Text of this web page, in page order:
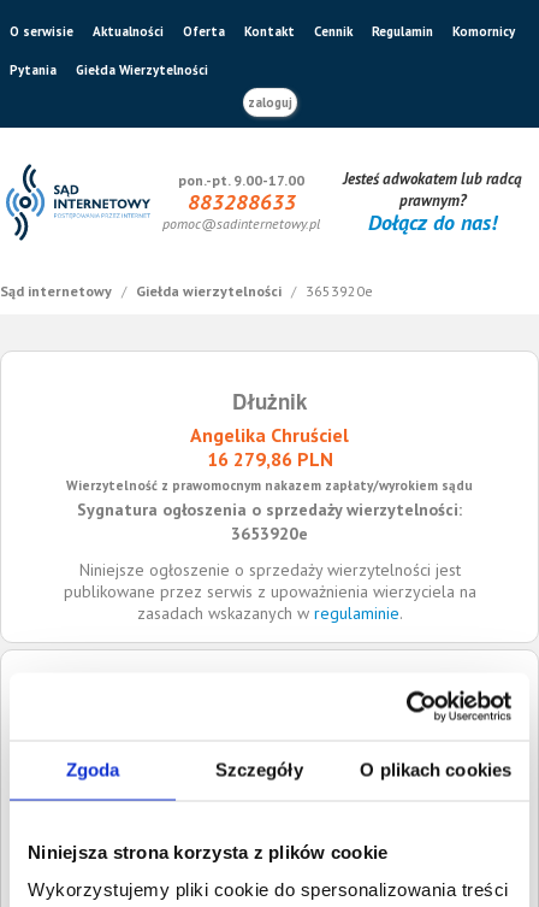
Zgoda Szczegóły O plikach cookies
Niniejsza strona korzysta z plików cookie
Wykorzystujemy pliki cookie do spersonalizowania treści
O serwisie Aktualności Oferta Kontakt Cennik Regulamin Komornicy
Pytania
Giełda Wierzytelności
zaloguj
pon.-pt. 9.00-17.00
883288633
pomoc@sadinternetowy.pl
Jesteś adwokatem lub radcą
prawnym?
Dołącz do nas!
Sąd internetowy / Giełda wierzytelności / 3653920e
Dłużnik
Angelika Chruściel
16 279,86 PLN
Wierzytelność z prawomocnym nakazem zapłaty/wyrokiem sądu
Sygnatura ogłoszenia o sprzedaży wierzytelności:
3653920e
Niniejsze ogłoszenie o sprzedaży wierzytelności jest
publikowane przez serwis z upoważnienia wierzyciela na
zasadach wskazanych w regulaminie.
Angelika Chruściel
Częstochowa
Roszczenia:
2025